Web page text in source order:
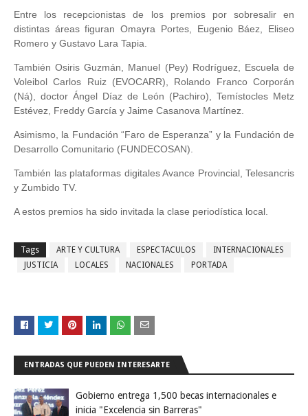
Entre los recepcionistas de los premios por sobresalir en
distintas áreas figuran Omayra Portes, Eugenio Báez, Eliseo
Romero y Gustavo Lara Tapia.
También Osiris Guzmán, Manuel (Pey) Rodríguez, Escuela de
Voleibol Carlos Ruiz (EVOCARR), Rolando Franco Corporán
(Ná), doctor Ángel Díaz de León (Pachiro), Temístocles Metz
Estévez, Freddy García y Jaime Casanova Martínez.
Asimismo, la Fundación “Faro de Esperanza” y la Fundación de
Desarrollo Comunitario (FUNDECOSAN).
También las plataformas digitales Avance Provincial, Telesancris
y Zumbido TV.
A estos premios ha sido invitada la clase periodística local.
Tags ARTE Y CULTURA ESPECTACULOS
INTERNACIONALES
JUSTICIA
LOCALES NACIONALES PORTADA
ENTRADAS QUE PUEDEN INTERESARTE
Gobierno entrega 1,500 becas internacionales e
inicia "Excelencia sin Barreras"